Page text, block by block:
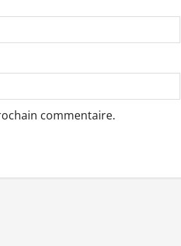
commentaire.